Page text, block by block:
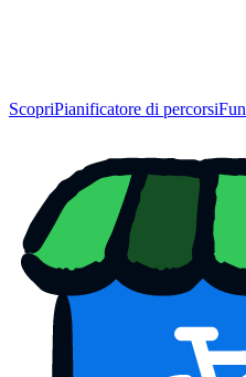
ScopriPianificatore di percorsi